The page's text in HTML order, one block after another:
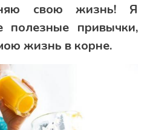
свою жизнь! Я
полезные привычки,
жизнь в корне.